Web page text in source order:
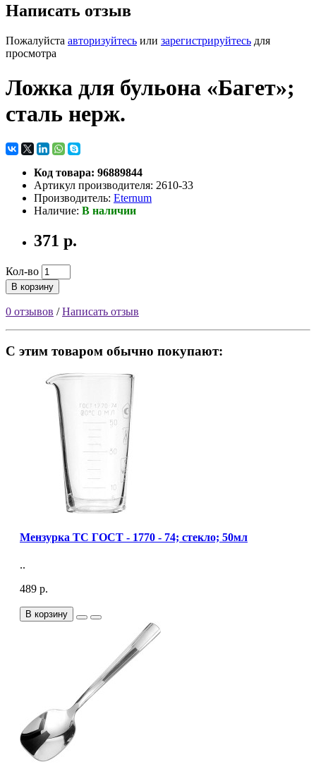
Написать отзыв
Пожалуйста авторизуйтесь или зарегистрируйтесь для
просмотра
Ложка для бульона «Багет»;
сталь нерж.
Код товара: 96889844
Артикул производителя: 2610-33
Производитель: Eternum
Наличие: В наличии
371 р.
Кол-во
В корзину
0 отзывов /Написать отзыв
С этим товаром обычно покупают:
Мензурка ТС ГОСТ - 1770 - 74; стекло; 50мл
..
489 р.
В корзину